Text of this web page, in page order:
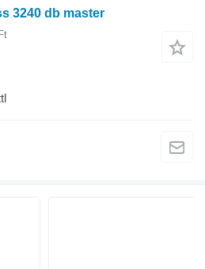
3240 db master